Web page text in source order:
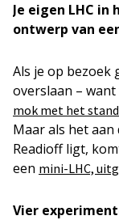
Je eigen LHC in
ontwerp van
Als je op bezoek
overslaan –
mok met het
Maar als het
Readioff ligt,
een mini-LHC,
Vier